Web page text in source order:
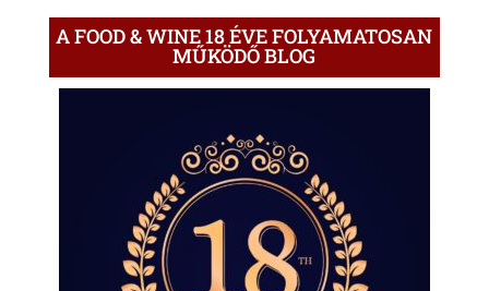
A FOOD & WINE 18 ÉVE FOLYAMATOSAN
MŰKÖDŐ BLOG